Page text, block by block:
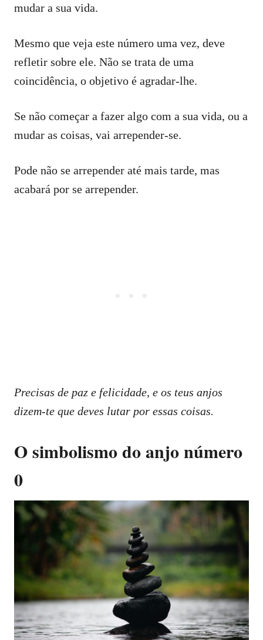
mudar a sua vida.
Mesmo que veja este número uma vez, deve
refletir sobre ele. Não se trata de uma
coincidência, o objetivo é agradar-lhe.
Se não começar a fazer algo com a sua vida, ou a
mudar as coisas, vai arrepender-se.
Pode não se arrepender até mais tarde, mas
acabará por se arrepender.
Precisas de paz e felicidade, e os teus anjos
dizem-te que deves lutar por essas coisas.
O simbolismo do anjo número
0